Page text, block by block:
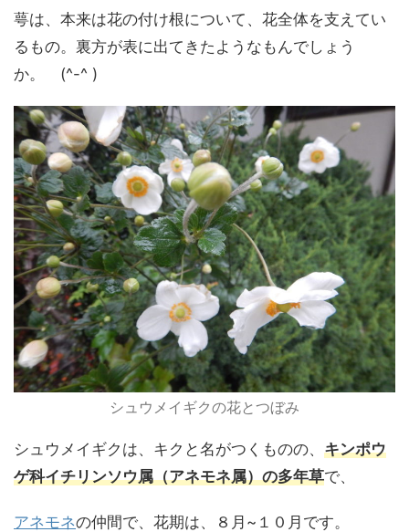
萼は、本来は花の付け根について、花全体を支えてい
るもの。裏方が表に出てきたようなもんでしょう
か。 (^-^ )
シュウメイギクの花とつぼみ
シュウメイギクは、キクと名がつくものの、 キンポウ
ゲ科イチリンソウ属（アネモネ属）の多年草で、
アネモネの仲間で、花期は、８月~１０月です。